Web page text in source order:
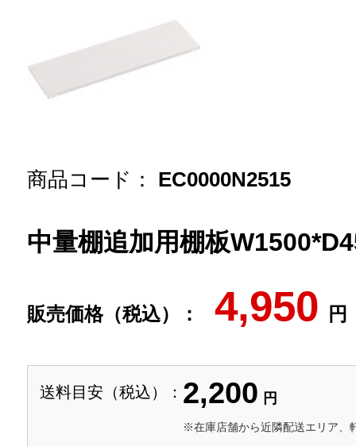
商品コード： EC0000N2515
中量棚追加用棚板
販売価格（税込）： 4,950 円
送料目安（税込）： 2,200 円
※在庫店舗から近隣配送エリア、